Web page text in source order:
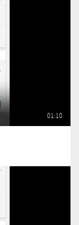
01:10